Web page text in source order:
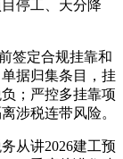
停工、天分降
签定合规挂靠和
据归集条目，挂
；严控多挂靠项
涉税连带风险。
从讲2026建工预